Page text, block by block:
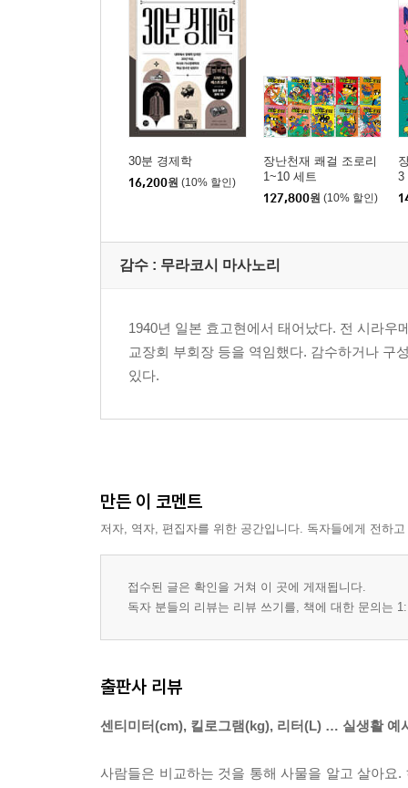
30분 경제학
16,200원 (10% 할인)
장난천재 쾌걸 조로리
1~10 세트
127,800원 (10% 할인)
3
감수 : 무라코시 마사노리
1940년 일본 효고현에서 태어났다. 전 시라
교장회 부회장 등을 역임했다. 감수하거나 구
있다.
만든 이 코멘트
저자, 역자, 편집자를 위한 공간입니다. 독자들에게 전하
접수된 글은 확인을 거쳐 이 곳에 게재됩니다.
독자 분들의 리뷰는 리뷰 쓰기를, 책에 대한 문의는
출판사 리뷰
센티미터(cm), 킬로그램(kg), 리터(L) … 실생활 예
사람들은 비교하는 것을 통해 사물을 알고 살아요.